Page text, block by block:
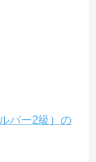
パー2級）の